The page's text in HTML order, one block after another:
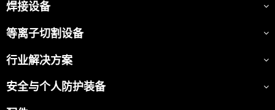
焊接设备
等离子切割设备
行业解决方案
安全与个人防护装备